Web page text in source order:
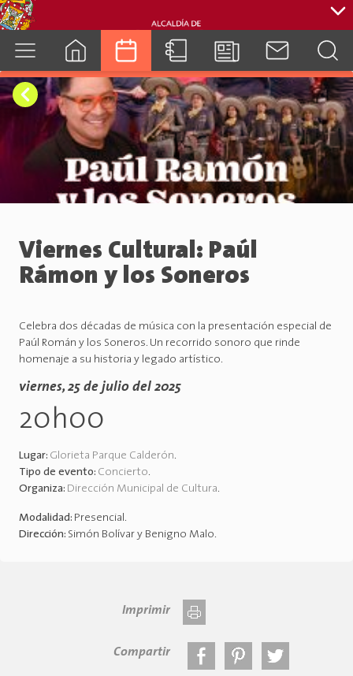
cuenca.gob.ec
Viernes Cultural: Paúl
Rámon y los Soneros
Celebra dos décadas de música con la presentación especial de
Paúl Román y los Soneros. Un recorrido sonoro que rinde
homenaje a su historia y legado artístico.
viernes, 25 de julio del 2025
20h00
Lugar: Glorieta Parque Calderón.
Tipo de evento: Concierto.
Organiza: Dirección Municipal de Cultura.
Modalidad: Presencial.
Dirección: Simón Bolívar y Benigno Malo.
Imprimir
Compartir